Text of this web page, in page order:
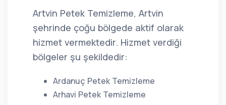
Artvin Petek Temizleme, Artvin
şehrinde çoğu bölgede aktif olarak
hizmet vermektedir. Hizmet verdiği
bölgeler şu şekildedir:
Ardanuç Petek Temizleme
Arhavi Petek Temizleme